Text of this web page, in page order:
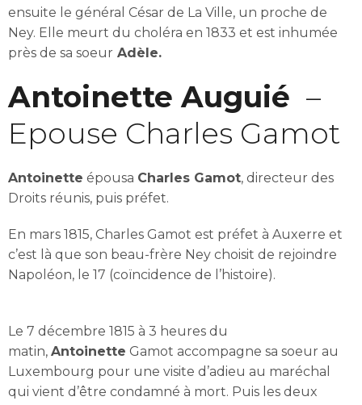
ensuite le général César de La Ville, un proche de
Ney. Elle meurt du choléra en 1833 et est inhumée
près de sa soeur Adèle.
Antoinette Auguié –
Epouse Charles Gamot
Antoinette épousa Charles Gamot, directeur des
Droits réunis, puis préfet.
En mars 1815, Charles Gamot est préfet à Auxerre et
c’est là que son beau-frère Ney choisit de rejoindre
Napoléon, le 17 (coïncidence de l’histoire).
Le 7 décembre 1815 à 3 heures du
matin, Antoinette Gamot accompagne sa soeur au
Luxembourg pour une visite d’adieu au maréchal
qui vient d’être condamné à mort. Puis les deux